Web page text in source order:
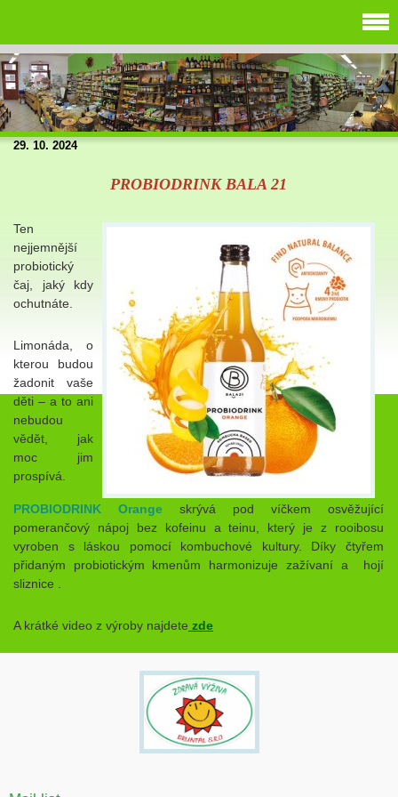
29. 10. 2024
PROBIODRINK BALA 21
Ten
nejjemnější
probiotický
čaj, jaký kdy
ochutnáte.
Limonáda, o
kterou budou
žadonit vaše
děti – a to ani
nebudou
vědět, jak
moc jim
prospívá.
PROBIODRINK Orange skrývá pod víčkem osvěžující
pomerančový nápoj bez kofeinu a teinu, který je z rooibosu
vyroben s láskou pomocí kombuchové kultury. Díky čtyřem
přidaným probiotickým kmenům harmonizuje zažívaní a hojí
sliznice .
A krátké video z výroby najdete zde